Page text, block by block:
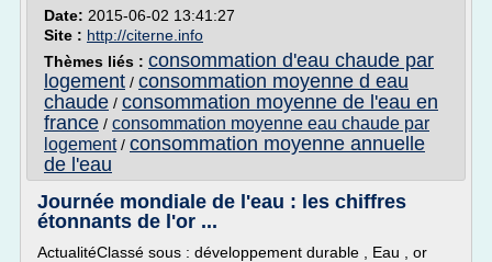
Date: 2015-06-02 13:41:27
Site : http://citerne.info
Thèmes liés : consommation d'eau chaude par
logement / consommation moyenne d eau
chaude / consommation moyenne de l'eau en
france / consommation moyenne eau chaude par
logement/ consommation moyenne annuelle
de l'eau
Journée mondiale de l'eau : les chiffres
étonnants de l'or ...
ActualitéClassé sous : développement durable , Eau , or